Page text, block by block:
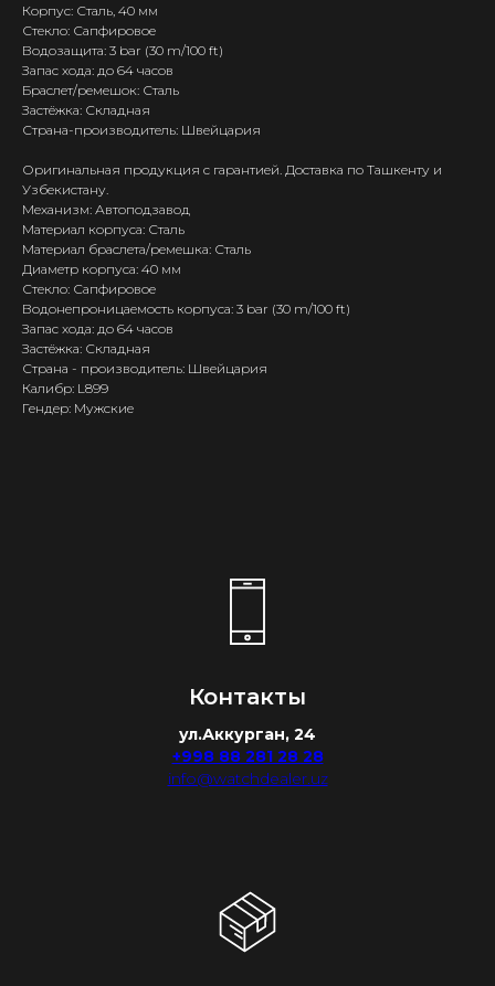
Корпус: Сталь, 40 мм
Стекло: Сапфировое
Водозащита: 3 bar (30 m/100 ft)
Запас хода: до 64 часов
Браслет/ремешок: Сталь
Застёжка: Складная
Страна-производитель: Швейцария
Оригинальная продукция с гарантией. Доставка по Ташкенту и
Узбекистану.
Механизм: Автоподзавод
Материал корпуса: Сталь
Материал браслета/ремешка: Сталь
Диаметр корпуса: 40 мм
Стекло: Сапфировое
Водонепроницаемость корпуса: 3 bar (30 m/100 ft)
Запас хода: до 64 часов
Застёжка: Складная
Страна - производитель: Швейцария
Калибр: L899
Гендер: Мужские
Контакты
ул.Аккурган, 24
+998 88 281 28 28
info@watchdealer.uz